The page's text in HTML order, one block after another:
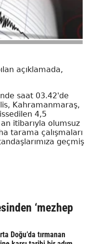
açıklamada,
saat 03.42'de
Kahramanmaraş,
4,5
itibarıyla olumsuz
tarama çalışmaları
geçmiş
‘mezhep
Doğu’da tırmanan